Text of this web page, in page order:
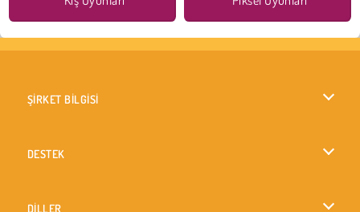
ŞİRKET BİLGİSİ
DESTEK
DİLLER